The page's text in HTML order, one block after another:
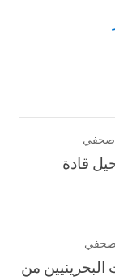
صحفي
قادة
صحفي
من